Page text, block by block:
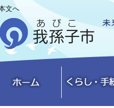
文へ